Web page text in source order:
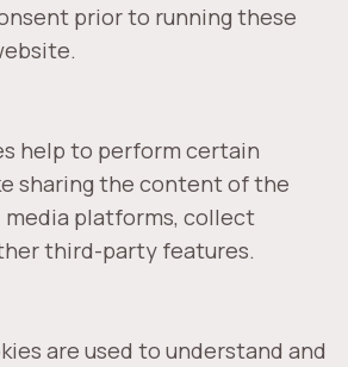
prior to running these
help to perform certain
sharing the content of the
platforms, collect
third-party features.
are used to understand and